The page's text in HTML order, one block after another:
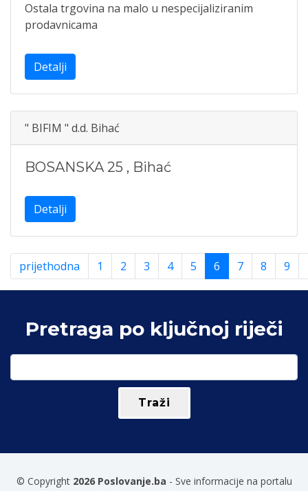
Ostala trgovina na malo u nespecijaliziranim
prodavnicama
Detalji
" BIFIM " d.d. Bihać
BOSANSKA 25 , Bihać
Detalji
prijethodna 1 2 3 4 5 6 7 8 9
Pretraga po ključnoj riječi
© Copyright 2026 Poslovanje.ba - Sve informacije na portalu